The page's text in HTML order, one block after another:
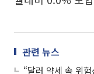
관련 뉴스